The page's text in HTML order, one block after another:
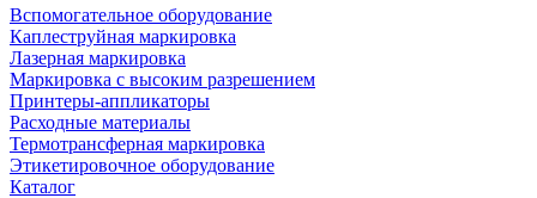
Вспомогательное оборудование
Каплеструйная маркировка
Лазерная маркировка
Маркировка с высоким разрешением
Принтеры-аппликаторы
Расходные материалы
Термотрансферная маркировка
Этикетировочное оборудование
Каталог